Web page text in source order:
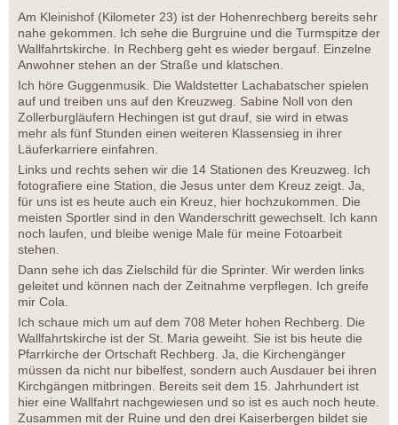
Am Kleinishof (Kilometer 23) ist der Hohenrechberg bereits sehr
nahe gekommen. Ich sehe die Burgruine und die Turmspitze der
Wallfahrtskirche. In Rechberg geht es wieder bergauf. Einzelne
Anwohner stehen an der Straße und klatschen.
Ich höre Guggenmusik. Die Waldstetter Lachabatscher spielen
auf und treiben uns auf den Kreuzweg. Sabine Noll von den
Zollerburgläufern Hechingen ist gut drauf, sie wird in etwas
mehr als fünf Stunden einen weiteren Klassensieg in ihrer
Läuferkarriere einfahren.
Links und rechts sehen wir die 14 Stationen des Kreuzweg. Ich
fotografiere eine Station, die Jesus unter dem Kreuz zeigt. Ja,
für uns ist es heute auch ein Kreuz, hier hochzukommen. Die
meisten Sportler sind in den Wanderschritt gewechselt. Ich kann
noch laufen, und bleibe wenige Male für meine Fotoarbeit
stehen.
Dann sehe ich das Zielschild für die Sprinter. Wir werden links
geleitet und können nach der Zeitnahme verpflegen. Ich greife
mir Cola.
Ich schaue mich um auf dem 708 Meter hohen Rechberg. Die
Wallfahrtskirche ist der St. Maria geweiht. Sie ist bis heute die
Pfarrkirche der Ortschaft Rechberg. Ja, die Kirchengänger
müssen da nicht nur bibelfest, sondern auch Ausdauer bei ihren
Kirchgängen mitbringen. Bereits seit dem 15. Jahrhundert ist
hier eine Wallfahrt nachgewiesen und so ist es auch noch heute.
Zusammen mit der Ruine und den drei Kaiserbergen bildet sie